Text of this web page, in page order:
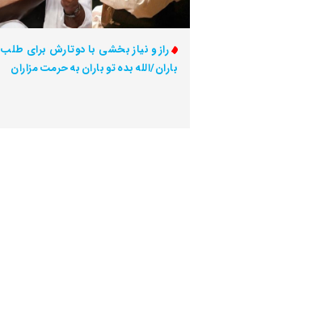
راز و نیاز بخشی با دوتارش برای طلب
باران/الله بده تو باران به حرمت مزاران